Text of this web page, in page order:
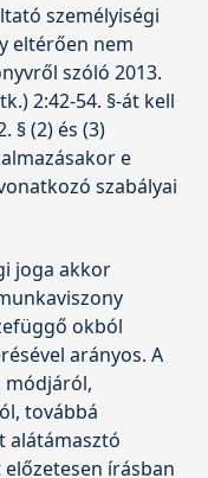
személyiségi
eltérően nem
szóló 2013.
2:42-54. §-át kell
§ (2) és (3)
e
szabályai
joga akkor
okból
arányos. A
módjáról,
továbbá
alátámasztó
írásban